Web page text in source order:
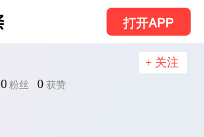
打开APP
0 粉丝 0 获赞
+ 关注